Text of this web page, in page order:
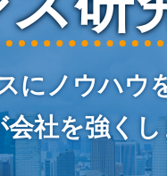
にノウハウ
会社を強く